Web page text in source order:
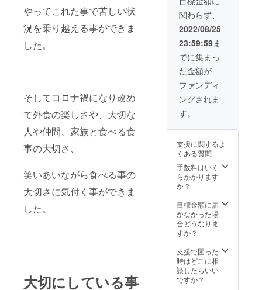
やってこれた事で苦しい状
況を乗り越える事ができま
した。
そしてコロナ禍になり改め
て外食の楽しさや、大切な
人や仲間、家族と食べる食
事の大切さ、
笑いあいながら食べる事の
大切さに気付く事ができま
した。
大切にしている事
でご了
承くだ
さい。
願いい
たしま
す。 ・
ご提供
するメ
ニュー
は当日
の仕入
れ状況
によっ
て変わ
います
のでご
了承く
ださ
い。
る場合
は人数
分のチ
ケット
を購入
お願い
いたし
ます。
・キャ
ンセル
は2日前
りま
日の
キャン
セルに
ついて
はリ
を消化
させて
頂きま
すので
の際は
ご留意
くださ
います
電話に
てご予
約を承
りま
す。ご
予約の
際にお
名前と
注文ID
をお伝
えくだ
につい
意事
項］ ・
コース
は、購
入者様1
とな
り、ご
本人様
のみご
能で
す。 ・
複数名
でご利
その分
多くの
支援を
プロ
ジェク
トにあ
てる事
ができ
ます。
※チケッ
トは
なりま
釣りが
出ませ
んので
ご使用
の際は
くださ
い。
関わらず、
2022/08/25
23:59:59ま
でに集まっ
た金額が
ファンディ
ングされま
す。
支援に関するよ
くある質問
手数料はいく
らかかります
か？
目標金額に届
かなかった場
合どうなりま
すか？
支援で困った
時はどこに相
談したらいい
ですか？